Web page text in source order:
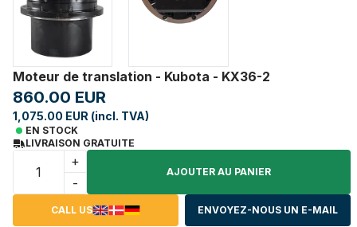
Moteur de translation - Kubota - KX36-2
860.00 EUR
1,075.00 EUR (incl. TVA)
EN STOCK
LIVRAISON GRATUITE
+
-
AJOUTER AU PANIER
CALL US ENVOYEZ-NOUS UN E-MAIL